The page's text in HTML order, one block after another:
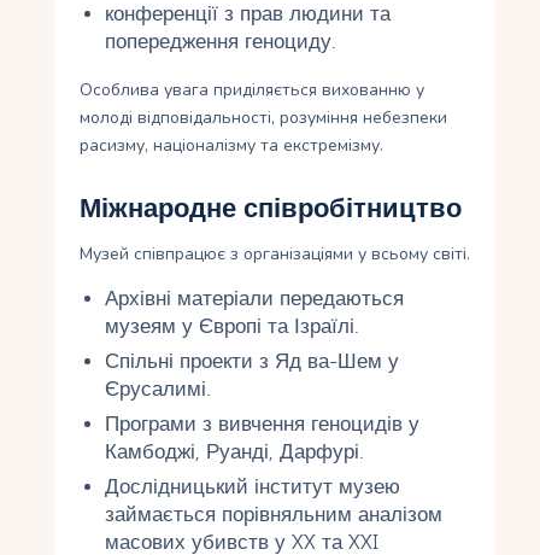
конференції з прав людини та
попередження геноциду.
Особлива увага приділяється вихованню у
молоді відповідальності, розуміння небезпеки
расизму, націоналізму та екстремізму.
Міжнародне співробітництво
Музей співпрацює з організаціями у всьому світі.
Архівні матеріали передаються
музеям у Європі та Ізраїлі.
Спільні проекти з Яд ва-Шем у
Єрусалимі.
Програми з вивчення геноцидів у
Камбоджі, Руанді, Дарфурі.
Дослідницький інститут музею
займається порівняльним аналізом
масових убивств у XX та XXI